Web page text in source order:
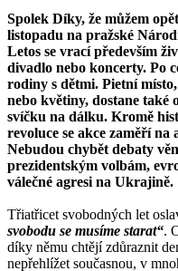
Spolek Díky, že můžem
listopadu na pražské
Letos se vrací především
divadlo nebo koncerty. Po
rodiny s dětmi. Pietní
nebo květiny, dostane také
svíčku na dálku. Kromě
revoluce se akce zaměří na
Nebudou chybět debaty
prezidentským volbám,
válečné agresi na Ukrajině.
Třiatřicet svobodných let
svobodu se musíme starat“.
díky němu chtějí zdůraznit
nepřehlížet současnou, v